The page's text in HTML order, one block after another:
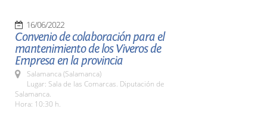
16/06/2022
Convenio de colaboración para el
mantenimiento de los Viveros de
Empresa en la provincia
Salamanca (Salamanca)
Lugar: Sala de las Comarcas. Diputación de
Salamanca.
Hora: 10:30 h.